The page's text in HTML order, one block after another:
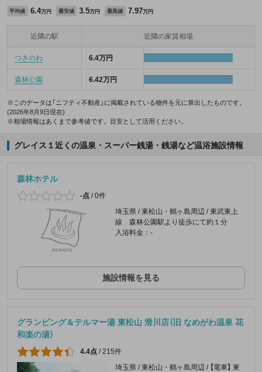
平均値 6.4万円 最安値 3.5万円 最高値 7.97万円
近隣の駅 近隣の家賃相場
つきのわ 6.4万円
森林公園 6.42万円
※このデータは「ニフティ不動産」に掲載されている物件を元に算出したものです。
(2026年8月9日現在)
※相場情報はあくまで参考値です。目安として活用ください。
グレイス１近くの温泉・スーパー銭湯・銭湯など温浴施設情報
森林ホテル
-点 /0件
埼玉県 / 東松山・鶴ヶ島周辺 / 東武東上
線 森林公園駅より徒歩にて約１分
入浴料金：-
施設情報を見る
グランピング＆テルマー湯 東松山 滑川店（旧 なめがわ温泉 花
和楽の湯）
4.4点 / 215件
埼玉県 / 東松山・鶴ヶ島周辺 / 【電車】 東